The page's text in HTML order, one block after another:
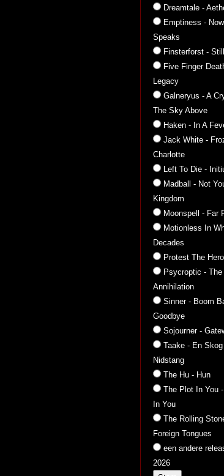
Dreamtale -
Emptiness -
Speaks
Finsterforst - Still
Five Finger
Legacy
Galneryus - A
The Sky Above
Haken - In A
Jack White -
Charlotte
Left To Die -
Madball - Not
Kingdom
Moonspell - Far
Motionless In
Decades
Protest The
Psycroptic -
Annihilation
Sinner - Boom
Goodbye
Sojourner -
Taake - En
Nidstang
The Hu - Hun
The Plot In You
In You
The Rolling
Foreign Tongues
een andere
2026